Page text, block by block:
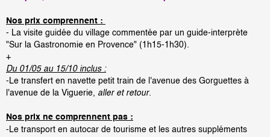
Nos prix comprennent :
- La visite guidée du village commentée par un guide-interprète
"Sur la Gastronomie en Provence" (1h15-1h30).
+
Du 01/05 au 15/10 inclus :
-Le transfert en navette petit train de l'avenue des Gorguettes à
l'avenue de la Viguerie, aller et retour.
Nos prix ne comprennent pas :
-Le transport en autocar de tourisme et les autres suppléments